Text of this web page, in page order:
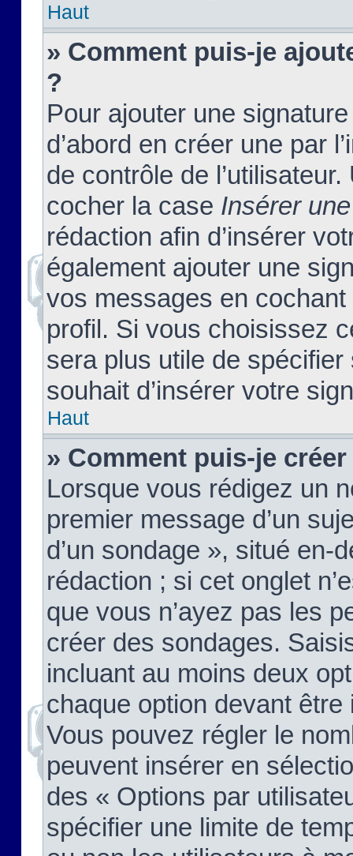
Haut
» Comment puis-je
?
Pour ajouter une
d’abord en créer une par
de contrôle de
cocher la case Insérer
rédaction afin d’insérer
également ajouter une
vos messages en
profil. Si vous choisissez
sera plus utile de
souhait d’insérer votre
Haut
» Comment puis-je
Lorsque vous rédigez un
premier message d’un
d’un sondage », situé en-
rédaction ; si cet onglet
que vous n’ayez pas les
créer des sondages.
incluant au moins deux
chaque option devant
Vous pouvez régler le
peuvent insérer en
des « Options par
spécifier une limite de